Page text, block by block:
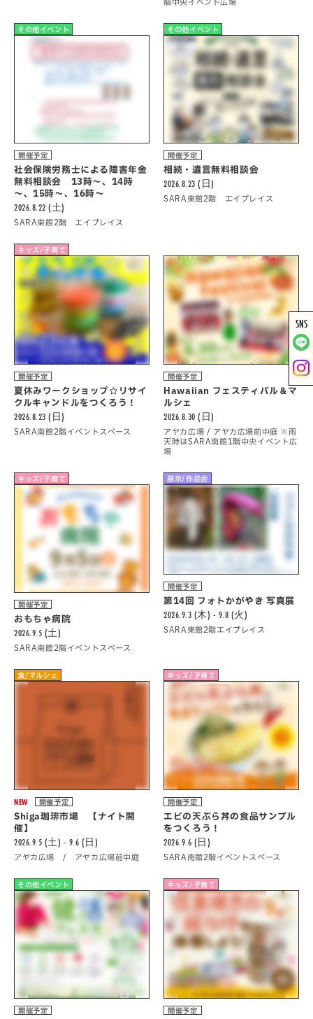
階中央イベント広場
その他イベント
開催予定
社会保険労務士による障害年金
無料相談会 13時～、14時
～、15時～、16時～
2026.8.22 (土)
SARA東館2階 エイプレイス
その他イベント
開催予定
相続・遺言無料相談会
2026.8.23 (日)
SARA東館2階 エイプレイス
キッズ/子育て
開催予定
夏休みワークショップ☆リサイ
クルキャンドルをつくろう！
2026.8.23 (日)
SARA南館2階イベントスペース
開催予定
Hawaiian フェスティバル＆マ
ルシェ
2026.8.30 (日)
アヤカ広場 / アヤカ広場前中庭 ※雨
天時はSARA南館1階中央イベント広
場
キッズ/子育て
開催予定
おもちゃ病院
2026.9.5 (土)
SARA南館2階イベントスペース
展示/作品会
開催予定
第14回 フォトかがやき 写真展
2026.9.3 (木) - 9.8 (火)
SARA東館2階エイプレイス
食/マルシェ
NEW 開催予定
Shiga珈琲市場 【ナイト開
催】
2026.9.5 (土) - 9.6 (日)
アヤカ広場 / アヤカ広場前中庭
キッズ/子育て
開催予定
エビの天ぷら丼の食品サンプル
をつくろう！
2026.9.6 (日)
SARA南館2階イベントスペース
その他イベント
開催予定
キッズ/子育て
開催予定
SNS